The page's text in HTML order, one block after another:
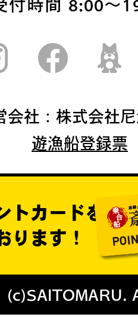
付時間 8:00〜
会社：株式会社
遊漁船登録票
トカードを
ります！
(c)SAITOMARU.